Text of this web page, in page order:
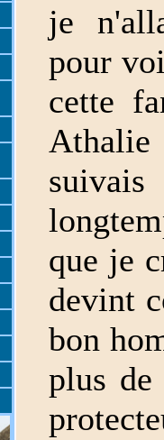
je
pour
cette
que je
devint
bon
plus